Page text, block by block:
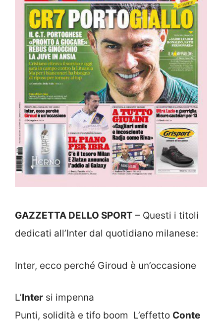
GAZZETTA DELLO SPORT – Questi i titoli
dedicati all’Inter dal quotidiano milanese:
Inter, ecco perché Giroud è un’occasione
L’Inter si impenna
Punti, solidità e tifo boom L’effetto Conte